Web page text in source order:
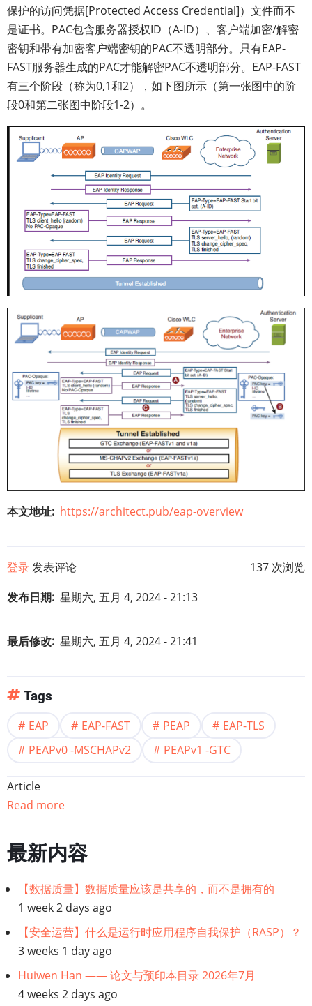
保护的访问凭据[Protected Access Credential]）文件而不
是证书。PAC包含服务器授权ID（A-ID）、客户端加密/解密
密钥和带有加密客户端密钥的PAC不透明部分。只有EAP-
FAST服务器生成的PAC才能解密PAC不透明部分。EAP-FAST
有三个阶段（称为0,1和2），如下图所示（第一张图中的阶
段0和第二张图中阶段1-2）。
本文地址 https://architect.pub/eap-overview
登录发表评论
137 次浏览
发布日期 星期六, 五月 4, 2024 - 21:13
最后修改 星期六, 五月 4, 2024 - 21:41
Tags
EAP EAP-FAST PEAP
EAP-TLS
PEAPv0 -MSCHAPv2
PEAPv1 -GTC
Article
Read more
最新内容
【数据质量】数据质量应该是共享的，而不是拥有的
1 week 2 days ago
【安全运营】什么是运行时应用程序自我保护（RASP）？
3 weeks 1 day ago
Huiwen Han —— 论文与预印本目录 2026年7月
4 weeks 2 days ago